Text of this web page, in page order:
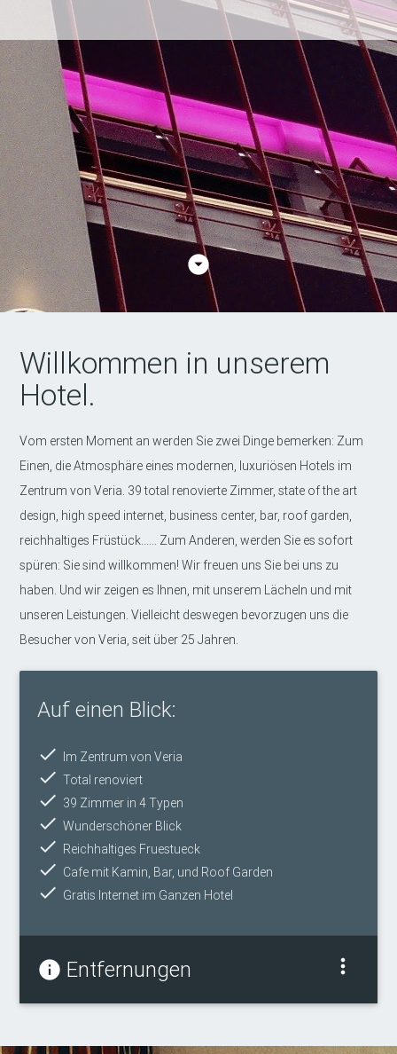
arrow_drop_down_circle
Willkommen in unserem
Hotel.
Vom ersten Moment an werden Sie zwei Dinge bemerken: Zum
Einen, die Atmosphäre eines modernen, luxuriösen Hotels im
Zentrum von Veria. 39 total renovierte Zimmer, state of the art
design, high speed internet, business center, bar, roof garden,
reichhaltiges Früstück...... Zum Anderen, werden Sie es sofort
spüren: Sie sind willkommen! Wir freuen uns Sie bei uns zu
haben. Und wir zeigen es Ihnen, mit unserem Lächeln und mit
unseren Leistungen. Vielleicht deswegen bevorzugen uns die
Besucher von Veria, seit über 25 Jahren.
Auf einen Blick:
done Im Zentrum von Veria
done Total renoviert
done 39 Zimmer in 4 Typen
done Wunderschöner Blick
done Reichhaltiges Fruestueck
done Cafe mit Kamin, Bar, und Roof Garden
done Gratis Internet im Ganzen Hotel
info Entfernungen more_vert